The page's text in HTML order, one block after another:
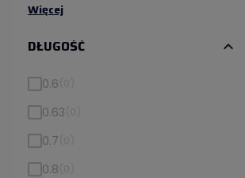
Więcej
DŁUGOŚĆ expand_more
0.6
0.63
0.7
0.8